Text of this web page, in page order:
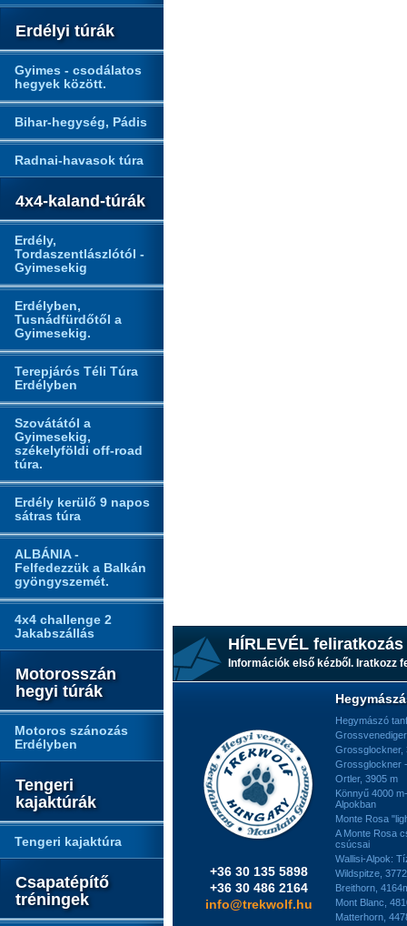
Erdélyi túrák
Gyimes - csodálatos
hegyek között.
Bihar-hegység, Pádis
Radnai-havasok túra
4x4-kaland-túrák
Erdély,
Tordaszentlászlótól -
Gyimesekig
Erdélyben,
Tusnádfürdőtől a
Gyimesekig.
Terepjárós Téli Túra
Erdélyben
Szovátától a
Gyimesekig,
székelyföldi off-road
túra.
Erdély kerülő 9 napos
sátras túra
ALBÁNIA -
Felfedezzük a Balkán
gyöngyszemét.
4x4 challenge 2
Jakabszállás
Motorosszán
hegyi túrák
Motoros szánozás
Erdélyben
Tengeri
kajaktúrák
Tengeri kajaktúra
Csapatépítő
tréningek
HÍRLEVÉL feliratkozás
Információk első kézből. Iratkozz
+36 30 135 5898
+36 30 486 2164
info@trekwolf.hu
Hegymászó
Grossglockner,
Grossglockner
Ortler, 3905 m
Könnyű 4000
Alpokban
Monte Rosa
A Monte Rosa
csúcsai
Wallisi-Alpok:
Wildspitze,
Breithorn,
Mont Blanc,
Matterhorn,